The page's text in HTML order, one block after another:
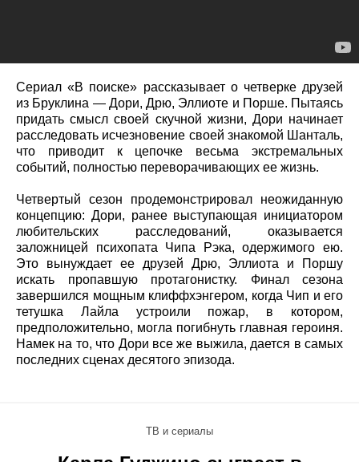
Сериал «В поиске» рассказывает о четверке друзей
из Бруклина — Дори, Дрю, Эллиоте и Порше. Пытаясь
придать смысл своей скучной жизни, Дори начинает
расследовать исчезновение своей знакомой Шанталь,
что приводит к цепочке весьма экстремальных
событий, полностью переворачивающих ее жизнь.
Четвертый сезон продемонстрировал неожиданную
концепцию: Дори, ранее выступающая инициатором
любительских расследований, оказывается
заложницей психопата Чипа Рэка, одержимого ею.
Это вынуждает ее друзей Дрю, Эллиота и Поршу
искать пропавшую протагонистку. Финал сезона
завершился мощным клиффхэнгером, когда Чип и его
тетушка Лайла устроили пожар, в котором,
предположительно, могла погибнуть главная героиня.
Намек на то, что Дори все же выжила, дается в самых
последних сценах десятого эпизода.
ТВ и сериалы